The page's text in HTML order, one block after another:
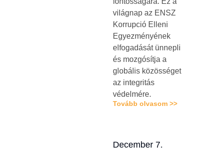
világnap az ENSZ
Korrupció Elleni
Egyezményének
elfogadását ünnepli
és mozgósítja a
globális közösséget
az integritás
védelmére.
Tovább olvasom >>
December 7.